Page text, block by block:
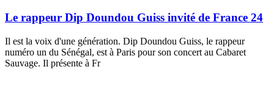
Le rappeur Dip Doundou Guiss invité de France 24
Il est la voix d'une génération. Dip Doundou Guiss, le rappeur
numéro un du Sénégal, est à Paris pour son concert au Cabaret
Sauvage. Il présente à Fr